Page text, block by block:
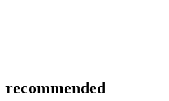
recommended